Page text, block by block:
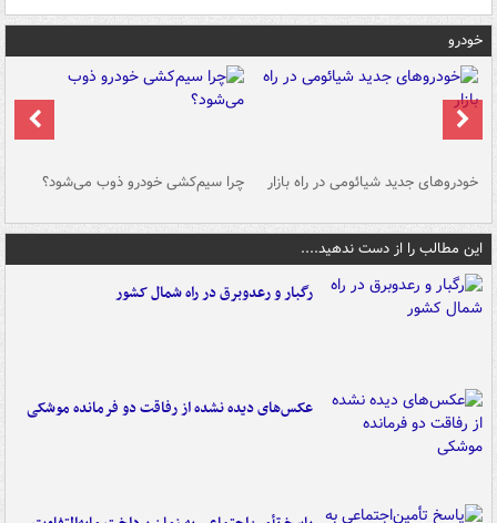
خودرو
خودروهای جدید شیائومی در راه بازار چرا سیم‌کشی خودرو ذوب می‌شود؟
این مطالب را از دست ندهید....
رگبار و رعدوبرق در راه شمال کشور
عکس‌های دیده نشده از رفاقت دو فرمانده‌ موشکی